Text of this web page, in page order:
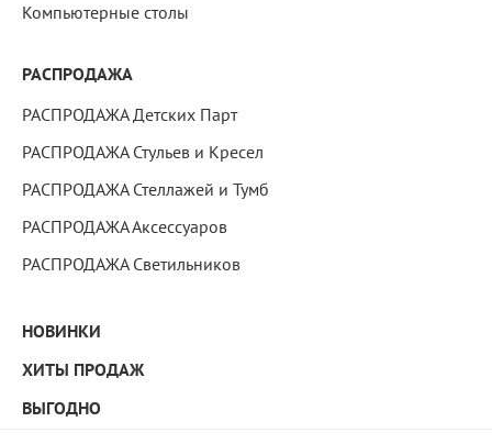
Компьютерные столы
РАСПРОДАЖА
РАСПРОДАЖА Детских Парт
РАСПРОДАЖА Стульев и Кресел
РАСПРОДАЖА Стеллажей и Тумб
РАСПРОДАЖА Аксессуаров
РАСПРОДАЖА Светильников
НОВИНКИ
ХИТЫ ПРОДАЖ
ВЫГОДНО